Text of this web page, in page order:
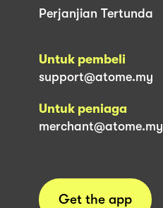
Perjanjian Tertunda
Untuk pembeli
support@atome.my
Untuk peniaga
merchant@atome.my
Get the app